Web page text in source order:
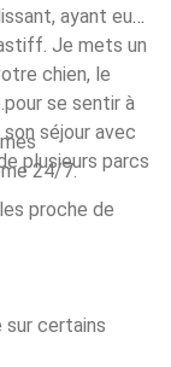
ayant eu
Je mets un
chien, le
se sentir à
séjour avec
plusieurs parcs
24/7.
proche de
sur certains